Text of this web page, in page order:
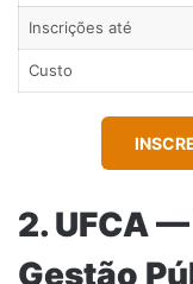
Inscrições até
Custo
2. UFCA
Gestão